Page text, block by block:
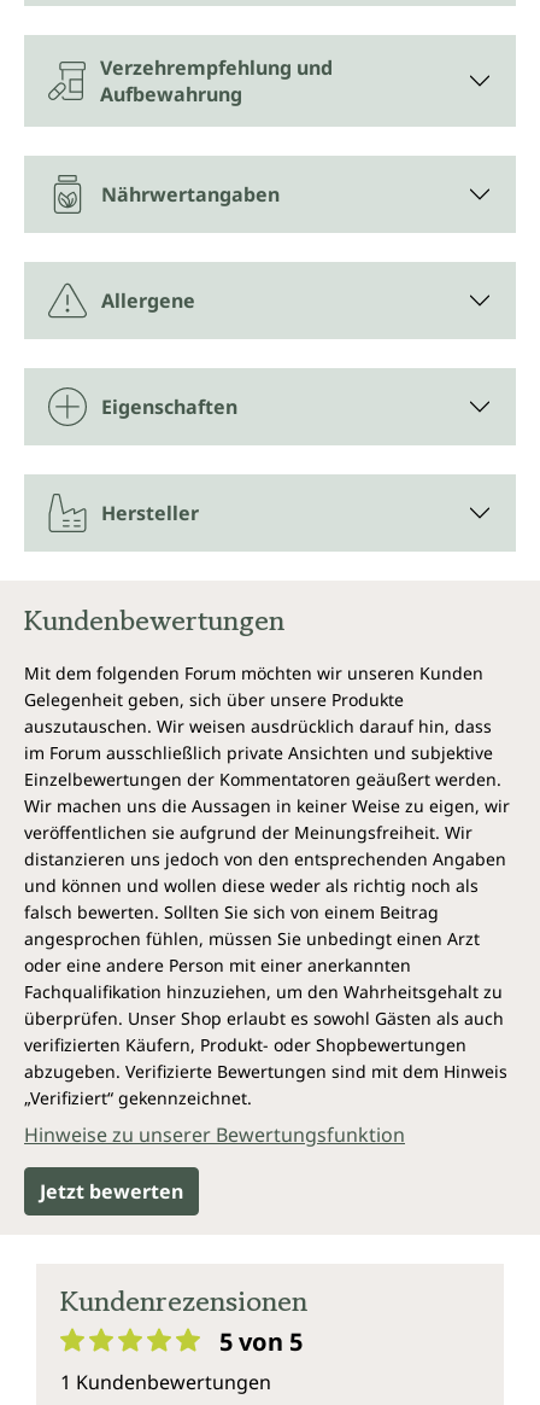
Verzehrempfehlung und
Aufbewahrung
Nährwertangaben
Allergene
Eigenschaften
Hersteller
Kundenbewertungen
Mit dem folgenden Forum möchten wir unseren Kunden
Gelegenheit geben, sich über unsere Produkte
auszutauschen. Wir weisen ausdrücklich darauf hin, dass
im Forum ausschließlich private Ansichten und subjektive
Einzelbewertungen der Kommentatoren geäußert werden.
Wir machen uns die Aussagen in keiner Weise zu eigen, wir
veröffentlichen sie aufgrund der Meinungsfreiheit. Wir
distanzieren uns jedoch von den entsprechenden Angaben
und können und wollen diese weder als richtig noch als
falsch bewerten. Sollten Sie sich von einem Beitrag
angesprochen fühlen, müssen Sie unbedingt einen Arzt
oder eine andere Person mit einer anerkannten
Fachqualifikation hinzuziehen, um den Wahrheitsgehalt zu
überprüfen. Unser Shop erlaubt es sowohl Gästen als auch
verifizierten Käufern, Produkt- oder Shopbewertungen
abzugeben. Verifizierte Bewertungen sind mit dem Hinweis
„Verifiziert“ gekennzeichnet.
Hinweise zu unserer Bewertungsfunktion
Jetzt bewerten
Kundenrezensionen
5 von 5
1 Kundenbewertungen